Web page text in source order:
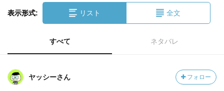
表示形式: リスト 全文
すべて ネタバレ
ヤッシーさん フォロー